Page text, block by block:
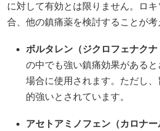
に対して有効とは限りません。​ロ
合、他の鎮痛薬を検討することが考
ボルタレン（ジクロフェナクナ
の中でも強い鎮痛効果がある
場合に使用されます。ただし
的強いとされています。​
アセトアミノフェン（カロナー